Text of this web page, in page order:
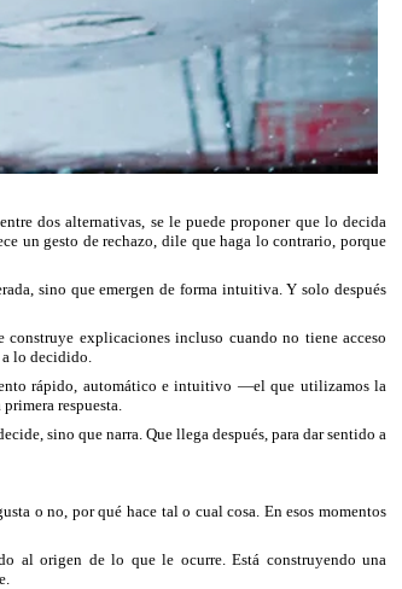
dos alternativas, se le puede proponer que lo decida
un gesto de rechazo, dile que haga lo contrario, porque
sino que emergen de forma intuitiva. Y solo después
explicaciones incluso cuando no tiene acceso
a lo decidido.
rápido, automático e intuitivo —el que utilizamos la
respuesta.
sino que narra. Que llega después, para dar sentido a
o no, por qué hace tal o cual cosa. En esos momentos
al origen de lo que le ocurre. Está construyendo una